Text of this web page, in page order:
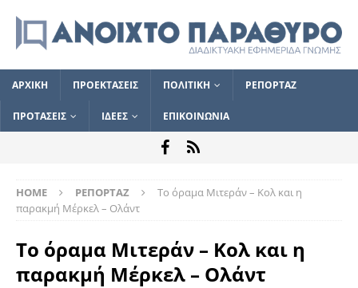
ΑΡΧΙΚΗ ΠΡΟΕΚΤΑΣΕΙΣ ΠΟΛΙΤΙΚΗ ΡΕΠΟΡΤΑΖ
ΠΡΟΤΑΣΕΙΣ ΙΔΕΕΣ ΕΠΙΚΟΙΝΩΝΙΑ
HOME ΡΕΠΟΡΤΑΖ
Το όραμα Μιτεράν – Κολ και η
παρακμή Μέρκελ – Ολάντ
Το όραμα Μιτεράν – Κολ και η
παρακμή Μέρκελ – Ολάντ